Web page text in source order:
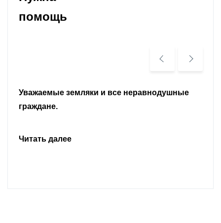
помощь
Уважаемые земляки и все неравнодушные
граждане.
Читать далее